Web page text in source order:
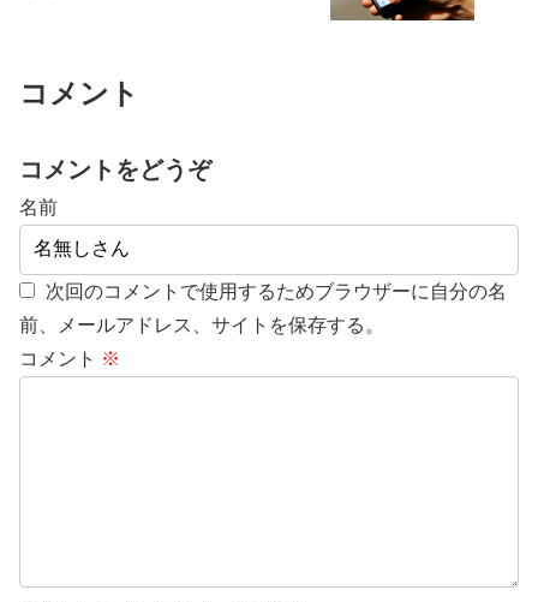
コメント
コメントをどうぞ
名前
次回のコメントで使用するためブラウザーに自分の名
前、メールアドレス、サイトを保存する。
コメント ※